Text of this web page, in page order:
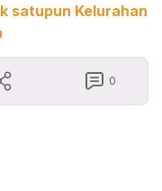
satupun Kelurahan
0